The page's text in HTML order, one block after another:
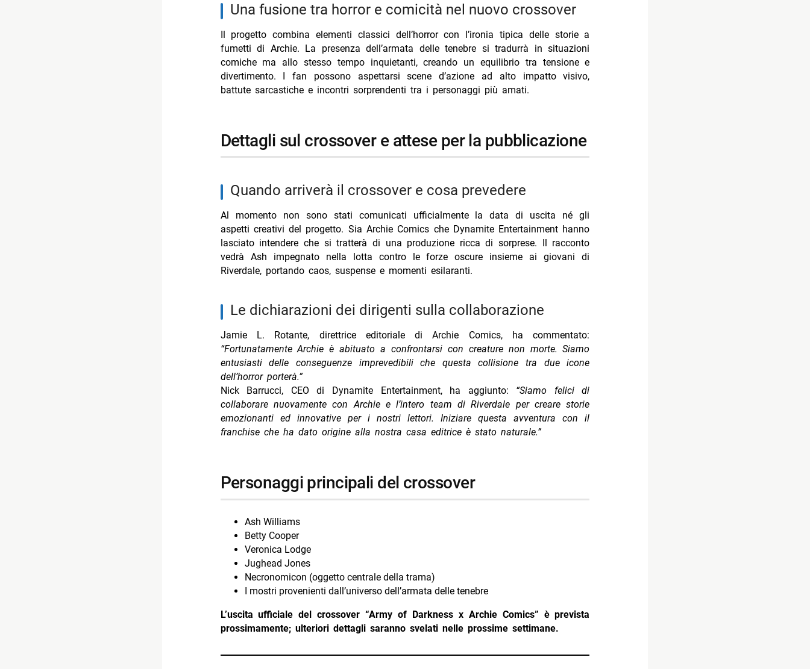
una fusione tra horror e comicità nel nuovo crossover
Il progetto combina elementi classici dell’horror con l’ironia tipica delle storie a
fumetti di Archie. La presenza dell’armata delle tenebre si tradurrà in situazioni
comiche ma allo stesso tempo inquietanti, creando un equilibrio tra tensione e
divertimento. I fan possono aspettarsi scene d’azione ad alto impatto visivo,
battute sarcastiche e incontri sorprendenti tra i personaggi più amati.
dettagli sul crossover e attese per la pubblicazione
quando arriverà il crossover e cosa prevedere
Al momento non sono stati comunicati ufficialmente la data di uscita né gli
aspetti creativi del progetto. Sia Archie Comics che Dynamite Entertainment hanno
lasciato intendere che si tratterà di una produzione ricca di sorprese. Il racconto
vedrà Ash impegnato nella lotta contro le forze oscure insieme ai giovani di
Riverdale, portando caos, suspense e momenti esilaranti.
le dichiarazioni dei dirigenti sulla collaborazione
Jamie L. Rotante, direttrice editoriale di Archie Comics, ha commentato:
“Fortunatamente Archie è abituato a confrontarsi con creature non morte. Siamo
entusiasti delle conseguenze imprevedibili che questa collisione tra due icone
dell’horror porterà.”
Nick Barrucci, CEO di Dynamite Entertainment, ha aggiunto: “Siamo felici di
collaborare nuovamente con Archie e l’intero team di Riverdale per creare storie
emozionanti ed innovative per i nostri lettori. Iniziare questa avventura con il
franchise che ha dato origine alla nostra casa editrice è stato naturale.”
personaggi principali del crossover
Ash Williams
Betty Cooper
Veronica Lodge
Jughead Jones
Necronomicon (oggetto centrale della trama)
I mostri provenienti dall’universo dell’armata delle tenebre
L’uscita ufficiale del crossover “Army of Darkness x Archie Comics” è prevista
prossimamente; ulteriori dettagli saranno svelati nelle prossime settimane.